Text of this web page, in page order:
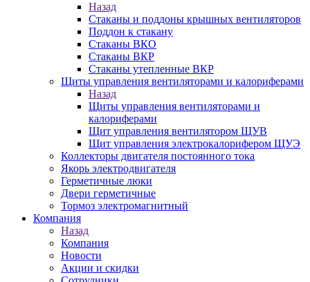
Назад
Стаканы и поддоны крышных вентиляторов
Поддон к стакану
Стаканы ВКО
Стаканы ВКР
Стаканы утепленные ВКР
Щиты управления вентиляторами и калориферами
Назад
Щиты управления вентиляторами и
калориферами
Щит управления вентилятором ЩУВ
Щит управления электрокалорифером ЩУЭ
Коллекторы двигателя постоянного тока
Якорь электродвигателя
Герметичные люки
Двери герметичные
Тормоз электромагнитный
Компания
Назад
Компания
Новости
Акции и скидки